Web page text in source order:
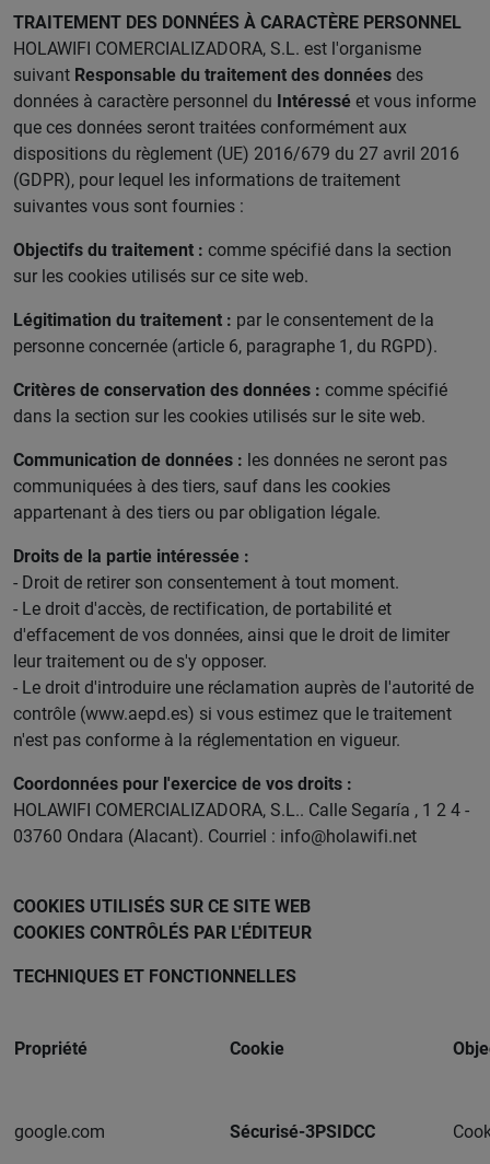
TRAITEMENT DES DONNÉES À CARACTÈRE PERSONNEL
HOLAWIFI COMERCIALIZADORA, S.L. est l'organisme
suivant Responsable du traitement des donnéesdes
données à caractère personnel du Intéressé et vous informe
que ces données seront traitées conformément aux
dispositions du règlement (UE) 2016/679 du 27 avril 2016
(GDPR), pour lequel les informations de traitement
suivantes vous sont fournies :
Objectifs du traitement : comme spécifié dans la section
sur les cookies utilisés sur ce site web.
Légitimation du traitement : par le consentement de la
personne concernée (article 6, paragraphe 1, du RGPD).
Critères de conservation des données : comme spécifié
dans la section sur les cookies utilisés sur le site web.
Communication de données : les données ne seront pas
communiquées à des tiers, sauf dans les cookies
appartenant à des tiers ou par obligation légale.
Droits de la partie intéressée :
- Droit de retirer son consentement à tout moment.
- Le droit d'accès, de rectification, de portabilité et
d'effacement de vos données, ainsi que le droit de limiter
leur traitement ou de s'y opposer.
- Le droit d'introduire une réclamation auprès de l'autorité de
contrôle (www.aepd.es) si vous estimez que le traitement
n'est pas conforme à la réglementation en vigueur.
Coordonnées pour l'exercice de vos droits :
HOLAWIFI COMERCIALIZADORA, S.L.. Calle Segaría , 1 2 4 -
03760 Ondara (Alacant). Courriel : info@holawifi.net
COOKIES UTILISÉS SUR CE SITE WEB
COOKIES CONTRÔLÉS PAR L'ÉDITEUR
TECHNIQUES ET FONCTIONNELLES
Propriété Cookie
google.com Sécurisé-3PSIDCC